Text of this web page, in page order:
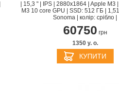
| 15,3 " | IPS | 2880x1864 | Apple M3
M3 10 core GPU | SSD: 512 ГБ |
Sonoma | колір: срібло |
60750 грн
1350 y. о.
КУПИТИ